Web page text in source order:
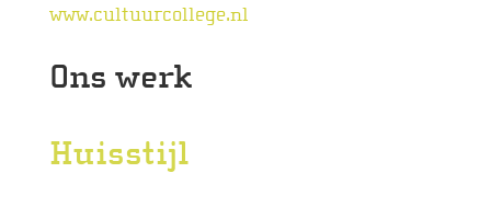
www.cultuurcollege.nl
Ons werk
Huisstijl